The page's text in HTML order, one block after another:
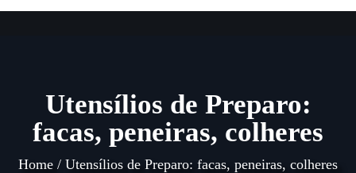
Utensílios de Preparo:
facas, peneiras, colheres
Home / Utensílios de Preparo: facas, peneiras, colheres